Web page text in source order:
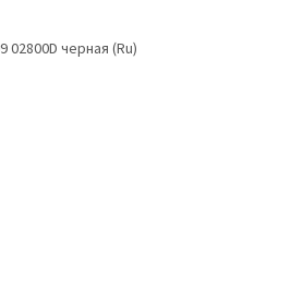
02800D черная (Ru)